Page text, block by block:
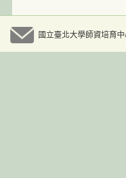
國立臺北大學師資培育